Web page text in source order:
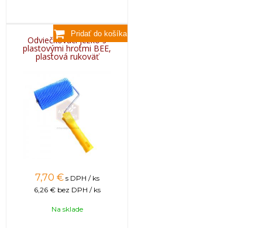
Odviečkovací ježko s
plastovými hrotmi BEE,
plastová rukoväť
7,70 € s DPH / ks
6,26 € bez DPH / ks
Na sklade